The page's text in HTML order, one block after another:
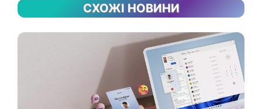
СХОЖІ НОВИНИ